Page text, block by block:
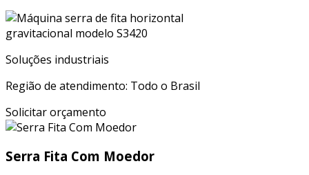
Soluções industriais
Região de atendimento: Todo o Brasil
Solicitar orçamento
Serra Fita Com Moedor